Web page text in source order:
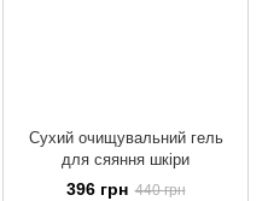
Сухий очищувальний гель
для сяяння шкіри
396 грн 440 грн